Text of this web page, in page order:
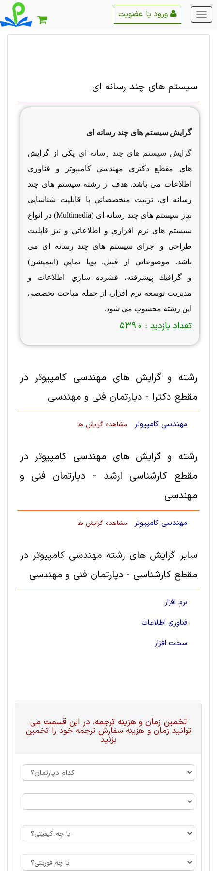
منو
اصلی
سیستم های چند رسانه ای
گرایش سیستم های چند رسانه ای
گرایش سیستم های چند رسانه ای یکی از گرایش
های مقطع دکتری مهندسی کامپیوتر و فناوری
اطلاعات می باشد. هدف از رشته سیستم های چند
رسانه ای، تربیت متخصصانی با قابلیت شناسایی
نیاز سیستم های چند رسانه ای (Multimedia)در انواع
سیستم های نرم افزاری و اطلاعاتی و نیز قابلیت
طراحی و اجرای سیستم های چند رسانه ای می
باشد. موضوعاتی از قبیل: پويا نمايي (انیمیشن)
و گرافيك پیشرفته، فشرده سازي اطلاعات و
مدیریت توسعه نرم افزار،
از جمله مباحث تخصصی
این رشته محسوب می شود.
تعداد بازدید : 5390
رشته و گرایش های مهندسی کامپیوتر در
مقطع دکترا - دپارتمان فنی و مهندسی
مهندسی کامپیوتر مشاهده گرایش ها
رشته و گرایش های مهندسی کامپیوتر در
مقطع کارشناسی ارشد - دپارتمان فنی و
مهندسی
مهندسی کامپیوتر مشاهده گرایش ها
سایر گرایش های رشته مهندسی کامپیوتر در
مقطع کارشناسی - دپارتمان فنی و مهندسی
نرم افزار
فناوری اطلاعات
سخت ‌افزار
تخمین زمان و هزینه ترجمه، در این قسمت می
توانید زمان و هزینه سفارش ترجمه خود را تخمین
بزنید